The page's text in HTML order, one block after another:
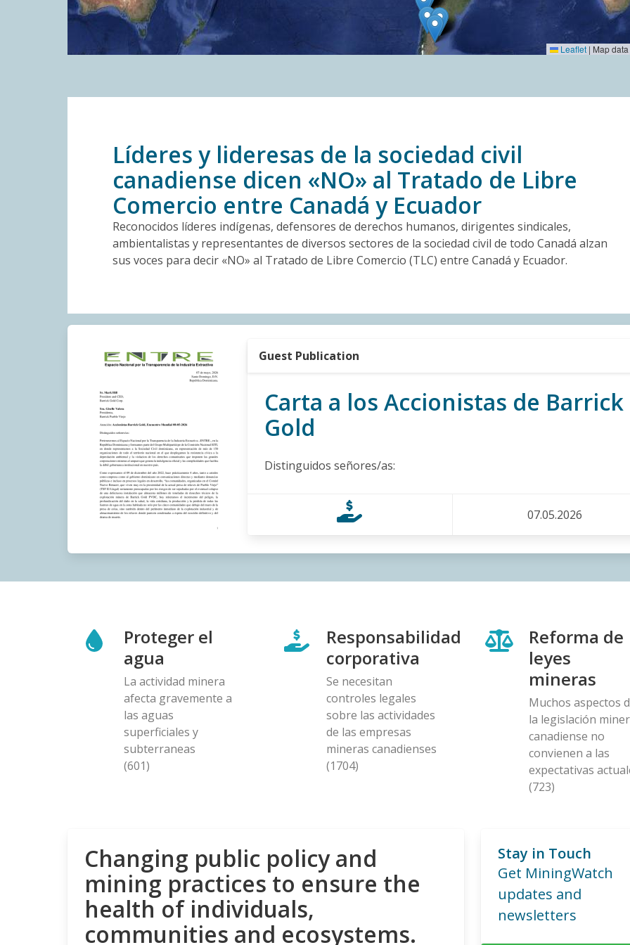
Leaflet | Map
Líderes y lideresas de la sociedad civil
canadiense dicen «NO» al Tratado de Libre
Comercio entre Canadá y Ecuador
Reconocidos líderes indígenas, defensores de derechos humanos, dirigentes sindicales,
ambientalistas y representantes de diversos sectores de la sociedad civil de todo Canadá alzan
sus voces para decir «NO» al Tratado de Libre Comercio (TLC) entre Canadá y Ecuador.
Guest Publication
Carta a los Accionistas de Barrick
Gold
Distinguidos señores/as:
07.05.2026
Proteger el
agua
La actividad minera
afecta gravemente a
las aguas
superficiales y
subterraneas
(601)
Responsabilidad
corporativa
Se necesitan
controles legales
sobre las actividades
de las empresas
mineras canadienses
(1704)
Reforma de
leyes
mineras
Muchos aspectos
la legislación
canadiense no
convienen a las
expectativas
(723)
Changing public policy and
mining practices to ensure the
health of individuals,
communities and ecosystems.
Stay in Touch
Get MiningWatch
updates and
newsletters